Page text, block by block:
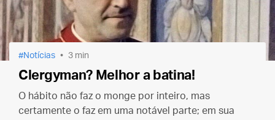
Notícias 3 min
Clergyman? Melhor a batina!
O hábito não faz o monge por inteiro, mas
certamente o faz em uma notável parte; em sua